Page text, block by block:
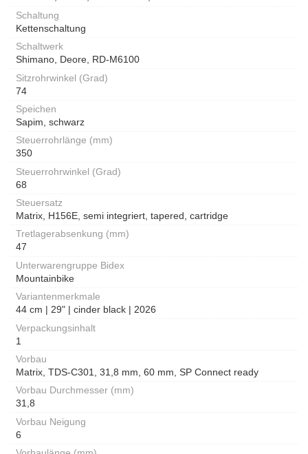
Schaltung
Kettenschaltung
Schaltwerk
Shimano, Deore, RD-M6100
Sitzrohrwinkel (Grad)
74
Speichen
Sapim, schwarz
Steuerrohrlänge (mm)
350
Steuerrohrwinkel (Grad)
68
Steuersatz
Matrix, H156E, semi integriert, tapered, cartridge
Tretlagerabsenkung (mm)
47
Unterwarengruppe Bidex
Mountainbike
Variantenmerkmale
44 cm | 29" | cinder black | 2026
Verpackungsinhalt
1
Vorbau
Matrix, TDS-C301, 31,8 mm, 60 mm, SP Connect ready
Vorbau Durchmesser (mm)
31,8
Vorbau Neigung
6